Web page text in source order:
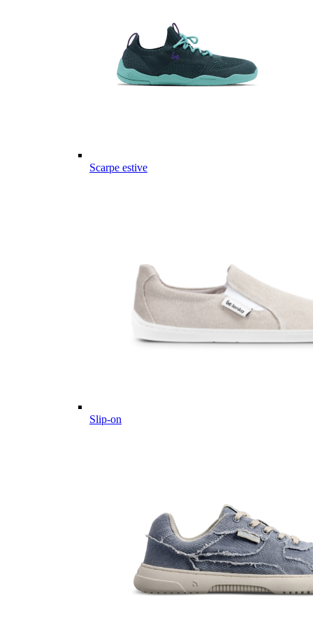
Scarpe estive
Slip-on